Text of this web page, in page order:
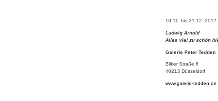
10.11. bis 21.12. 2017
Ludwig Arnold
Alles viel zu schön
Galerie Peter Tedden
Bilker Straße 6
40213 Düsseldorf
www.galerie-tedden.de